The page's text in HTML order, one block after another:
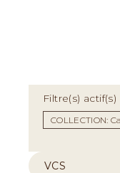
Filtre(s) actif(s)
COLLECTION
VCS